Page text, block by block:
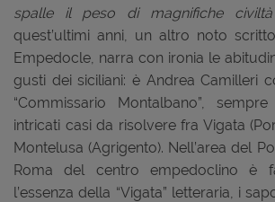
spalle il peso di magnifiche civiltà
quest’ultimi anni, un altro noto
Empedocle, narra con ironia le
gusti dei siciliani: è Andrea Camilleri
“Commissario Montalbano”,
intricati casi da risolvere fra Vigata
Montelusa (Agrigento). Nell’area del
Roma del centro empedoclino è
l’essenza della “Vigata” letteraria, i